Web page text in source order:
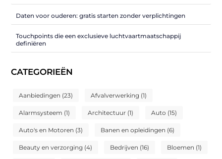
Daten voor ouderen: gratis starten zonder verplichtingen
Touchpoints die een exclusieve luchtvaartmaatschappij
definiëren
CATEGORIEËN
Aanbiedingen (23) Afvalverwerking (1)
Alarmsysteem (1) Architectuur (1) Auto (15)
Auto's en Motoren (3) Banen en opleidingen (6)
Beauty en verzorging (4) Bedrijven (16) Bloemen (1)